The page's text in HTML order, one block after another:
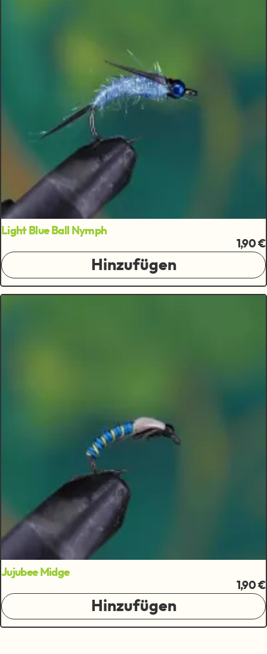
Light Blue Ball Nymph
1,90 €
Hinzufügen
Jujubee Midge
1,90 €
Hinzufügen